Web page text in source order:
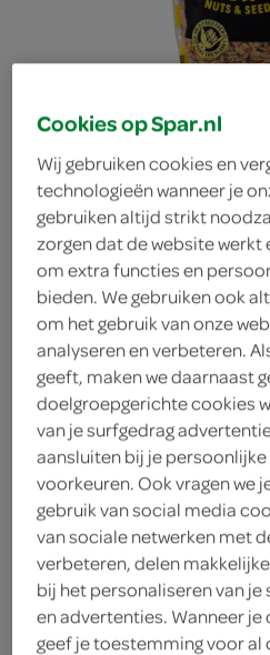
Holie's
crunch
Holie's
4.
49
350 Gram
Let op: aanbiedingen zijn
producten, maar worden
verwerkt in de
Cookies op Spar.nl
Wij gebruiken cookies en
technologieën wanneer je
gebruiken altijd strikt
zorgen dat de website
om extra functies en
bieden. We gebruiken ook
om het gebruik van onze
analyseren en verbeteren.
geeft, maken we daarnaast
doelgroepgerichte cookies
van je surfgedrag
aansluiten bij je
voorkeuren. Ook vragen we
gebruik van social media
van sociale netwerken met
verbeteren, delen
bij het personaliseren van
en advertenties. Wanneer je
geef je toestemming voor al